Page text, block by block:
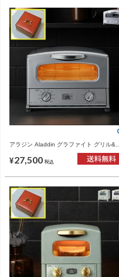
アラジン Aladdin グラファイト グリル&ト
電・オーブントースター
¥27,500 税込